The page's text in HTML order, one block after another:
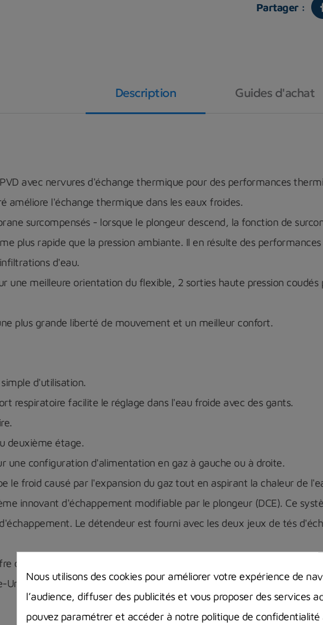
Partager :
Description Guides d'achat
avec nervures d'échange thermique pour des performances
améliore l'échange thermique dans les eaux froides.
surcompensés - lorsque le plongeur descend, la fonction de
plus rapide que la pression ambiante. Il en résulte des
d'eau.
une meilleure orientation du flexible, 2 sorties haute pression
plus grande liberté de mouvement et un meilleur confort.
d'utilisation.
respiratoire facilite le réglage dans l'eau froide avec des gants.
deuxième étage.
une configuration d'alimentation en gaz à gauche ou à droite.
le froid causé par l'expansion du gaz tout en aspirant la chaleur de
innovant d'échappement modifiable par le plongeur (DCE). Ce
Le détendeur est fourni avec les deux jeux de tés
de meilleures performances en eau froide que les flexibles en
Nous utilisons des cookies pour améliorer votre expérience de
l’audience, diffuser des publicités et vous proposer des services
pouvez paramétrer et accéder à notre politique de